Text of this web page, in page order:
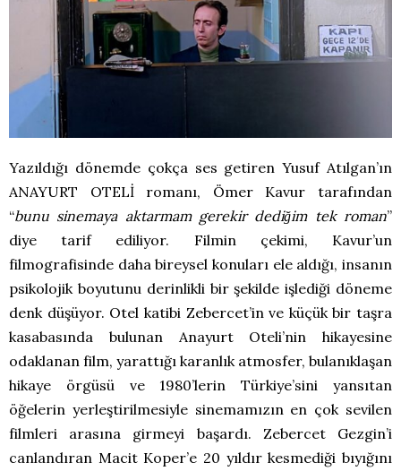
Yazıldığı dönemde çokça ses getiren Yusuf Atılgan’ın
ANAYURT OTELİ romanı, Ömer Kavur tarafından
“bunu sinemaya aktarmam gerekir dediğim tek roman”
diye tarif ediliyor. Filmin çekimi, Kavur’un
filmografisinde daha bireysel konuları ele aldığı, insanın
psikolojik boyutunu derinlikli bir şekilde işlediği döneme
denk düşüyor. Otel katibi Zebercet’in ve küçük bir taşra
kasabasında bulunan Anayurt Oteli’nin hikayesine
odaklanan film, yarattığı karanlık atmosfer, bulanıklaşan
hikaye örgüsü ve 1980’lerin Türkiye’sini yansıtan
öğelerin yerleştirilmesiyle sinemamızın en çok sevilen
filmleri arasına girmeyi başardı. Zebercet Gezgin’i
canlandıran Macit Koper’e 20 yıldır kesmediği bıyığını